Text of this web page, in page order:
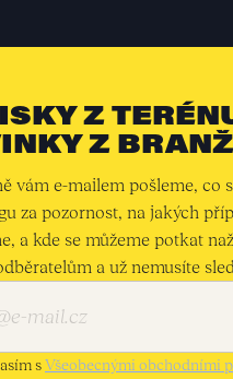
Z
Z
vám e-mailem pošleme, co
za pozornost, na jakých
a kde se můžeme potkat
a už nemusíte
sVšeobecnými obchodními